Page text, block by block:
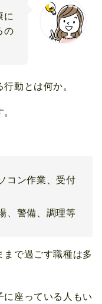
に
の
動とは何か。
コン作業、受付
、警備、調理等
まで過ごす職種は多
座っている人もい